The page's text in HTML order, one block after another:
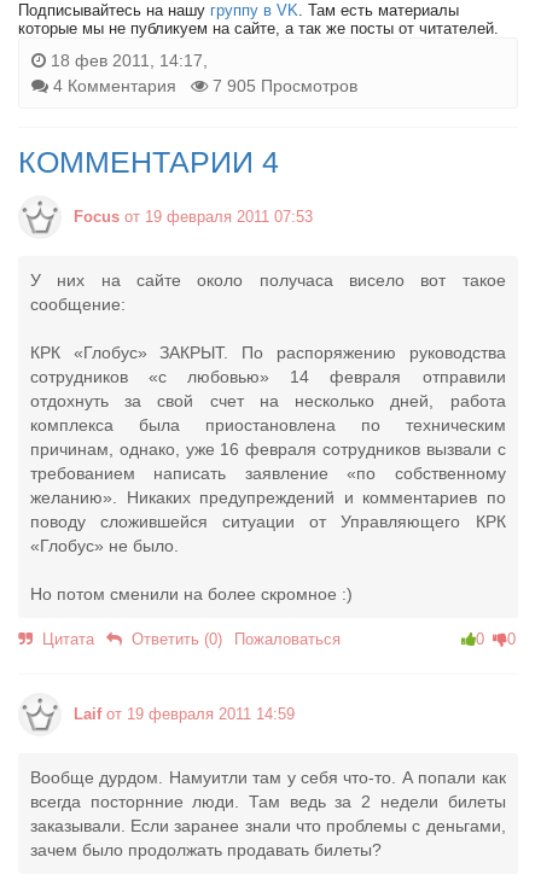
Подписывайтесь на нашу группу в VK. Там есть материалы
которые мы не публикуем на сайте, а так же посты от читателей.
18 фев 2011, 14:17,
4 Комментария
7 905 Просмотров
КОММЕНТАРИИ 4
Focus от 19 февраля 2011 07:53
У них на сайте около получаса висело вот такое
сообщение:
КРК «Глобус» ЗАКРЫТ. По распоряжению руководства
сотрудников «с любовью» 14 февраля отправили
отдохнуть за свой счет на несколько дней, работа
комплекса была приостановлена по техническим
причинам, однако, уже 16 февраля сотрудников вызвали с
требованием написать заявление «по собственному
желанию». Никаких предупреждений и комментариев по
поводу сложившейся ситуации от Управляющего КРК
«Глобус» не было.
Но потом сменили на более скромное :)
Цитата Ответить (0) Пожаловаться 0 0
Laifот 19 февраля 2011 14:59
Вообще дурдом. Намуитли там у себя что-то. А попали как
всегда посторнние люди. Там ведь за 2 недели билеты
заказывали. Если заранее знали что проблемы с деньгами,
зачем было продолжать продавать билеты?